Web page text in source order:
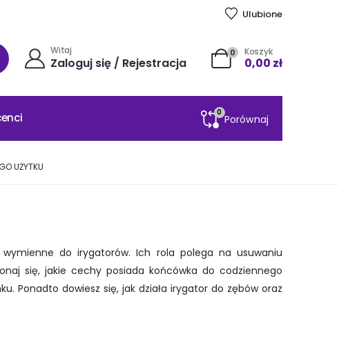
Ulubione
Witaj
Zaloguj się / Rejestracja
0 Koszyk
0,00 zł
0
Porównaj
UŻYTKU
do irygatorów. Ich rola polega na usuwaniu
się, jakie cechy posiada końcówka do codziennego
Ponadto dowiesz się, jak działa irygator do zębów oraz